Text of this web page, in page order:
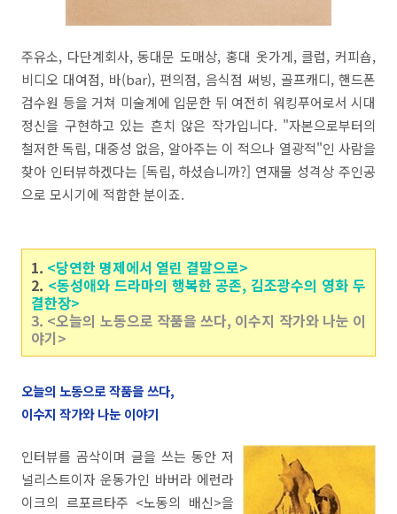
주유소, 다단계회사, 동대문 도매상, 홍대 옷가게, 클럽, 커피숍,
비디오 대여점, 바(bar), 편의점, 음식점 써빙, 골프캐디, 핸드폰
검수원 등을 거쳐 미술계에 입문한 뒤 여전히 워킹푸어로서 시대
정신을 구현하고 있는 흔치 않은 작가입니다. "자본으로부터의
철저한 독립, 대중성 없음, 알아주는 이 적으나 열광적"인 사람을
찾아 인터뷰하겠다는 [독립, 하셨습니까?] 연재물 성격상 주인공
으로 모시기에 적합한 분이죠.
1. <당연한 명제에서 열린 결말으로>
2. <동성애와 드라마의 행복한 공존, 김조광수의 영화 두
결한장>
3. <오늘의 노동으로 작품을 쓰다, 이수지 작가와 나눈 이
야기>
오늘의 노동으로 작품을 쓰다,
이수지 작가와 나눈 이야기
인터뷰를 곰삭이며 글을 쓰는 동안 저
널리스트이자 운동가인 바버라 에런라
이크의 르포르타주 <노동의 배신>을